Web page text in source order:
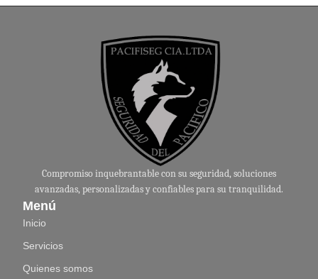
Compromiso inquebrantable con su seguridad, soluciones
avanzadas, personalizadas y confiables para su tranquilidad.
Menú
Inicio
Servicios
Quienes somos